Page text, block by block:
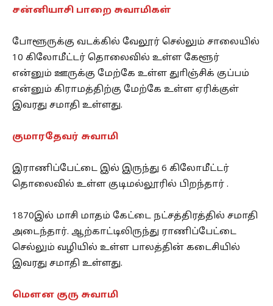
சன்னியாசி பாறை சுவாமிகள்
போளூருக்கு வடக்கில் வேலூர் செல்லும் சாலையில்
10 கிலோமீட்டர் தொலைவில் உள்ள கேளூர்
என்னும் ஊருக்கு மேற்கே உள்ள துாிஞ்சிக் குப்பம்
என்னும் கிராமத்திற்கு மேற்கே உள்ள ஏரிக்குள்
இவரது சமாதி உள்ளது.
குமாரதேவர் சுவாமி
இராணிப்பேட்டை இல் இருந்து 6 கிலோமீட்டர்
தொலைவில் உள்ள குடிமல்லூரில் பிறந்தார் .
1870இல் மாசி மாதம் கேட்டை நட்சத்திரத்தில் சமாதி
அடைந்தார். ஆற்காட்டிலிருந்து ராணிப்பேட்டை
செல்லும் வழியில் உள்ள பாலத்தின் கடைசியில்
இவரது சமாதி உள்ளது.
மௌன குரு சுவாமி